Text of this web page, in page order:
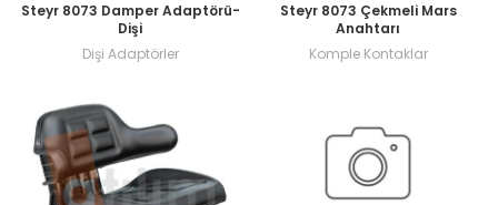
Steyr 8073 Damper Adaptörü-
Dişi
Dişi Adaptörler
Steyr 8073 Çekmeli Mars
Anahtarı
Komple Kontaklar